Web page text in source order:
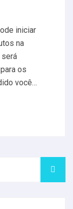
iniciar
na
será
os
você…